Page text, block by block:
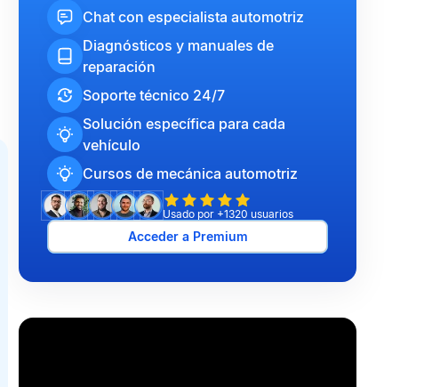
Chat con especialista automotriz
Diagnósticos y manuales de
reparación
Soporte técnico 24/7
Solución específica para cada
vehículo
Cursos de mecánica automotriz
Usado por +1320 usuarios
Acceder a Premium